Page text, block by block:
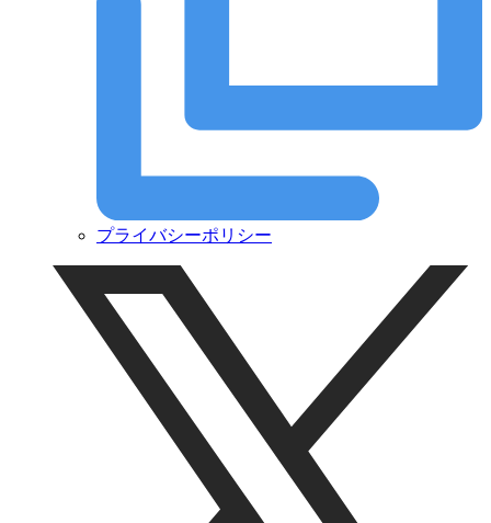
プライバシーポリシー